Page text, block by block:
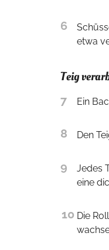
6
Schüssel mit dem Teig abdecken. An einem warmen Ort gut 30 Minuten gehen lassen, bis sich das Volumen
etwa
Teig
7 Ein
8 Den
9
Jedes Teigstück zu einem etwa 15cm durchmessenden Fladen ausrollen. Von einer Seite her aufrollen, sodass
eine
10 Die Rollen mit etwa 1 cm Abstand und Schluss nach unten auf das Backblech legen. Wenn sie aufgehen,